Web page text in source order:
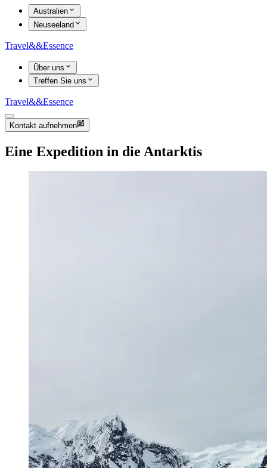
Australien
Neuseeland
Travel&&Essence
Über uns
Treffen Sie uns
Travel&&Essence
Kontakt aufnehmen
Eine Expedition in die Antarktis